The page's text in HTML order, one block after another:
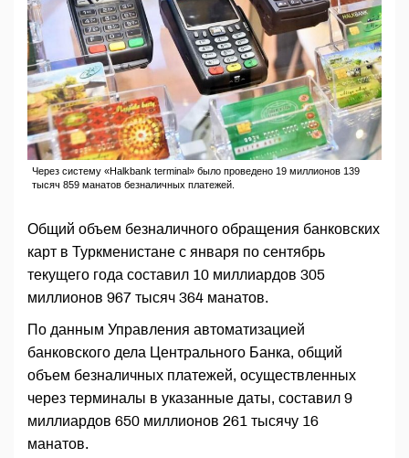
Через систему «Halkbank terminal» было проведено 19 миллионов 139
тысяч 859 манатов безналичных платежей.
Общий объем безналичного обращения банковских
карт в Туркменистане с января по сентябрь
текущего года составил 10 миллиардов 305
миллионов 967 тысяч 364 манатов.
По данным Управления автоматизацией
банковского дела Центрального Банка, общий
объем безналичных платежей, осуществленных
через терминалы в указанные даты, составил 9
миллиардов 650 миллионов 261 тысячу 16
манатов.